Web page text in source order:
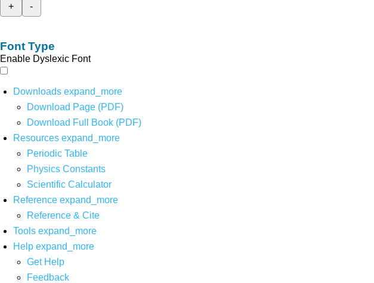
+
-
Font Type
Enable Dyslexic Font
Downloads expand_more
Download Page (PDF)
Download Full Book (PDF)
Resources expand_more
Periodic Table
Physics Constants
Scientific Calculator
Reference expand_more
Reference & Cite
Tools expand_more
Help expand_more
Get Help
Feedback